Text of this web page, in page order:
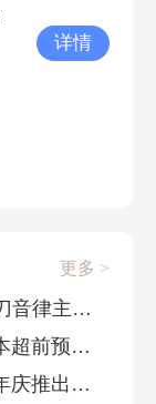
详情
更多 >
一曲既起，天地同聆!天刀音律主题外观现已上线！
天刀手游S6赛季童趣版本超前预告，新外观新玩法新活动揭秘
天刀手游S6新赛季携周年庆推出全新青春主题外观今日上线!